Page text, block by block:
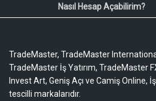
Nasıl Hesap Açabilirim?
TradeMaster, TradeMaster
TradeMaster İş Yatırım, TradeMaster
Invest Art, Geniş Açı ve Camiş Online,
tescilli markalarıdır.